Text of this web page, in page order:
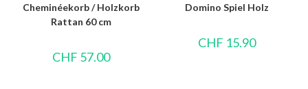
Cheminéekorb / Holzkorb
Rattan 60 cm
CHF 57.00
Domino Spiel Holz
CHF 15.90